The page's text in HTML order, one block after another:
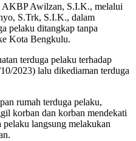
AKBP Awilzan, S.I.K., melalui
S.Trk, S.I.K., dalam
pelaku ditangkap tanpa
Kota Bengkulu.
terduga pelaku terhadap
2023) lalu dikediaman terduga
rumah terduga pelaku,
korban dan korban mendekati
langsung melakukan